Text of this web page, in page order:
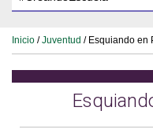
Inicio /Juventud / Esquiando en